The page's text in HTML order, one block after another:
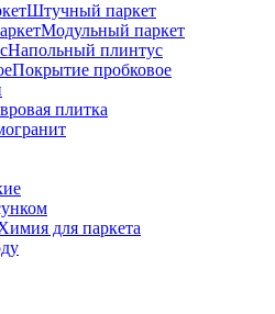
Штучный паркет
Модульный паркет
Напольный плинтус
Покрытие пробковое
плитка
для паркета